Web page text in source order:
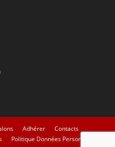
Adhérer
Contacts
Politique Données Personnelles